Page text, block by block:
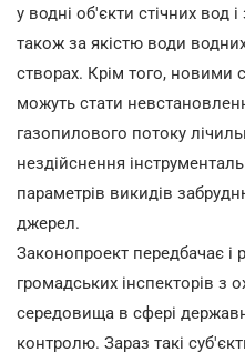
у водні об'єкти стічних вод
також за якістю води
створах. Крім того,
можуть стати
газопилового потоку
нездійснення
параметрів викидів
джерел.
Законопроект передбачає
громадських інспекторів з
середовища в сфері
контролю. Зараз такі